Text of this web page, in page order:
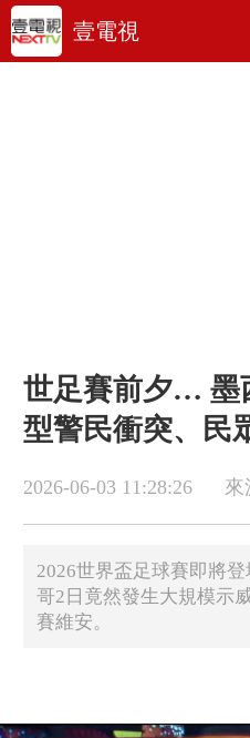
壹電視
世足賽前夕… 墨
型警民衝突、民
2026-06-03 11:28:26 來
2026世界盃足球賽即將
哥2日竟然發生大規模示
賽維安。